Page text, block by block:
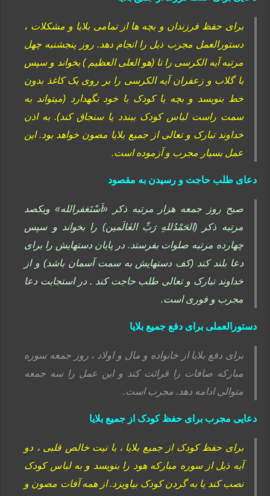
برای حفظ فرزندان و بچه ها از تمامی بلایا و مشکلات ،
دستورالعمل مجرب ذیل را انجام دهد. روز پنجشنبه چهل
مرتبه آیه الکرسی را تا (هو العلی العظیم ) بخواند و سپس
با گلاب و زعفران آیه الکرسی را بر روی یک کاغذ بدون
خط بنویسد و بچه یا کودک با خود نگهدارد (میتواند به
سمت راست لباس کودک ببندد یا سنجاق کند). به اذن
خداوند تبارک و تعالی از جمیع بلایا مصون خواهد بود. این
عمل بسیار مجرب و آزموده است.
دعای طلب حاجت و رسیدن به مقصود
صبح روز جمعه هزار مرتبه ذکر «اَسْتَغفرالله» ویکصد
مرتبه ذکر (الحَمْدُللهِ رَبِّ العٰالَمین) را بخواند و سپس
چهارده مرتبه صلوات بفرستد. در پایان دستهایش را برای
دعا بلند کند (کف دستهایش به سمت آسمان باشد) و از
خداوند تبارک و تعالی طلب حاجت کند . در استجابت دعا
مجرب و فوری است.
دستورالعملی برای دفع جمیع بلایا
برای دفع بلایا از خانواده و مال و اولاد ، روز جمعه سوره
مبارکه صافات را قرائت کند و این عمل را سه جمعه
متوالی ادامه دهد. مجرب است.
دعایی مجرب برای حفظ کودک از جمیع بلایا
برای حفظ کودک از جمیع بلایا ، با نیت خالص قلبی ، دو
آیه ذیل از سوره مبارکه هود را بنویسد و به لباس کودک
نصب کند یا به گردن کودک بیاویزد. از همه آفات مصون و